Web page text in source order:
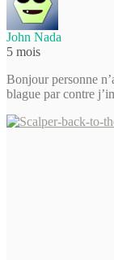
John Nada
5 mois
Bonjour personne
blague par contre